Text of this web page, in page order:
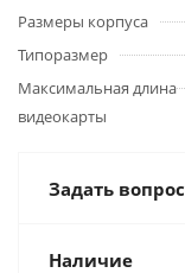
Размеры корпуса
Типоразмер
Максимальная длина
видеокарты
Задать вопрос
Наличие